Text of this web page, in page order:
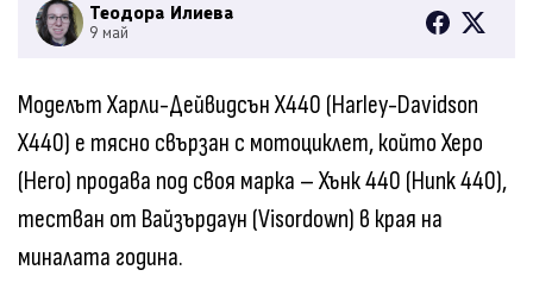
Теодора Илиева
9 май
Моделът Харли-Дейвидсън X440 (Harley-Davidson
X440) е тясно свързан с мотоциклет, който Херо
(Hero) продава под своя марка – Хънк 440 (Hunk 440),
тестван от Вайзърдаун (Visordown) в края на
миналата година.